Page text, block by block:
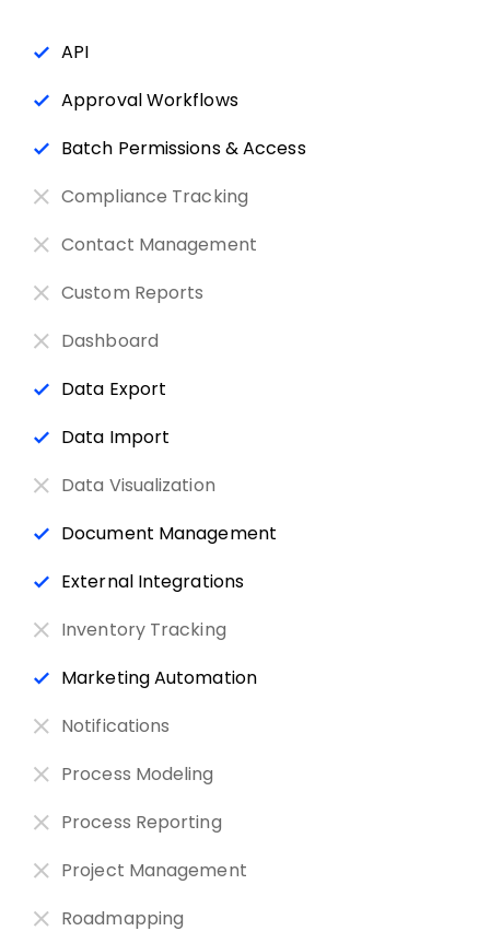
API
Approval Workflows
Batch Permissions & Access
Compliance Tracking
Contact Management
Custom Reports
Dashboard
Data Export
Data Import
Data Visualization
Document Management
External Integrations
Inventory Tracking
Marketing Automation
Notifications
Process Modeling
Process Reporting
Project Management
Roadmapping